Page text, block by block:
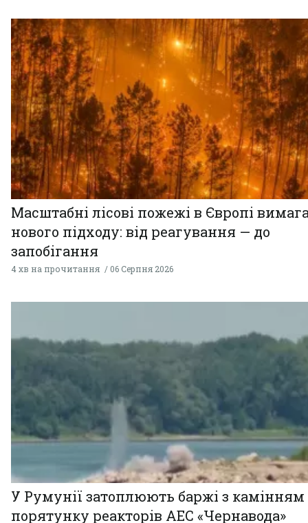
Масштабні лісові пожежі в Європі
нового підходу: від реагування — до
запобігання
4 хв на прочитання 06 Серпня 2026
У Румунії затоплюють баржі з
порятунку реакторів АЕС «Чернавода»